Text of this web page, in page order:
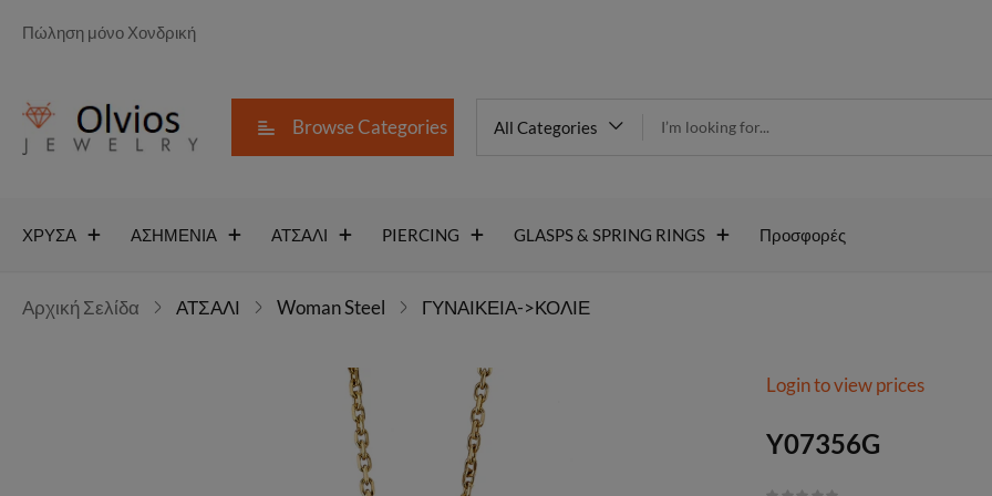
Πώληση μόνο Χονδρική
Browse Categories All Categories
ΧΡΥΣΑ ΑΣΗΜΕΝΙΑ ΑΤΣΑΛΙ PIERCING GLASPS & SPRING RINGS Προσφορές
Αρχική Σελίδα ΑΤΣΑΛΙ Woman Steel ΓΥΝΑΙΚΕΙΑ->ΚΟΛΙΕ
Y07356G
Login to view prices
Y07356G